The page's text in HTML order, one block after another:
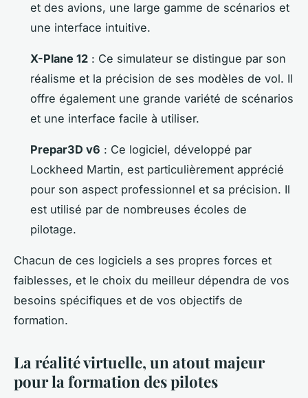
et des avions, une large gamme de scénarios et
une interface intuitive.
X-Plane 12 : Ce simulateur se distingue par son
réalisme et la précision de ses modèles de vol. Il
offre également une grande variété de scénarios
et une interface facile à utiliser.
Prepar3D v6 : Ce logiciel, développé par
Lockheed Martin, est particulièrement apprécié
pour son aspect professionnel et sa précision. Il
est utilisé par de nombreuses écoles de
pilotage.
Chacun de ces logiciels a ses propres forces et
faiblesses, et le choix du meilleur dépendra de vos
besoins spécifiques et de vos objectifs de
formation.
La réalité virtuelle, un atout majeur
pour la formation des pilotes